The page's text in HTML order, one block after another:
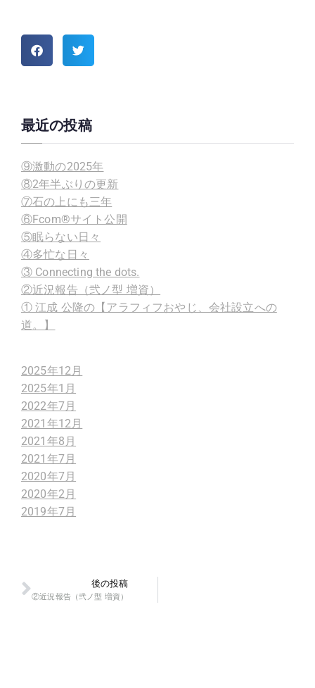
最近の投稿
⑨激動の2025年
⑧2年半ぶりの更新
⑦石の上にも三年
⑥Fcom®サイト公開
⑤眠らない日々
④多忙な日々
③ Connecting the dots.
②近況報告（弐ノ型 増資）
① 江成 公隆の【アラフィフおやじ、会社設立への
道。】
2025年12月
2025年1月
2022年7月
2021年12月
2021年8月
2021年7月
2020年7月
2020年2月
2019年7月
後の投稿
②近況報告（弐ノ型 増資）